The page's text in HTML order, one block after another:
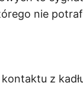
nie
z